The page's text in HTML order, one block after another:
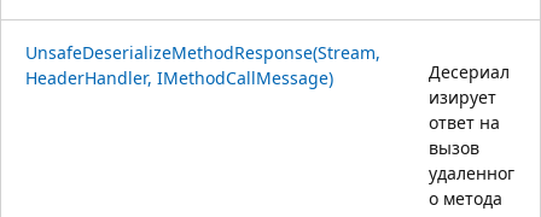
UnsafeDeserializeMethodResponse(Stream,
HeaderHandler, IMethodCallMessage)
Десериал
изирует
ответ на
вызов
удаленног
о метода